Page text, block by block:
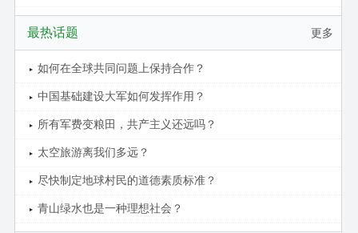
更多
最热话题
如何在全球共同问题上保持合作？
中国基础建设大军如何发挥作用？
所有军费变粮田，共产主义还远吗？
太空旅游离我们多远？
尽快制定地球村民的道德素质标准？
青山绿水也是一种理想社会？